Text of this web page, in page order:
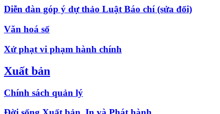
Diễn đàn góp ý dự thảo Luật Báo chí (sửa đổi)
Văn hoá số
Xử phạt vi phạm hành chính
Xuất bản
Chính sách quản lý